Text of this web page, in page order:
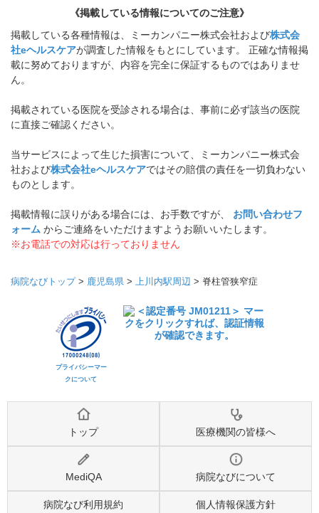
《掲載している情報についてのご注意》
掲載している各種情報は、ミーカンパニー株式会社および株式会
社eヘルスケアが調査した情報をもとにしています。 正確な情報掲
載に努めておりますが、内容を完全に保証するものではありませ
ん。
掲載されている医院を受診される場合は、事前に必ず該当の医院
に直接ご確認ください。
当サービスによって生じた損害について、ミーカンパニー株式会
社および株式会社eヘルスケアではその賠償の責任を一切負わない
ものとします。
掲載情報に誤りがある場合には、お手数ですが、 お問い合わせフ
ォーム からご連絡をいただけますようお願いいたします。
※お電話での対応は行っておりません
病院なびトップ> 鹿児島県 > 上川内駅周辺 > 脊柱管狭窄症
プライバシーマー
クについて
トップ 医療機関の皆様へ
MediQA 病院なびについて
病院なび利用規約 個人情報保護方針